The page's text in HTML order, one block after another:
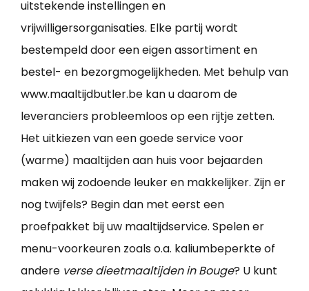
uitstekende instellingen en
vrijwilligersorganisaties. Elke partij wordt
bestempeld door een eigen assortiment en
bestel- en bezorgmogelijkheden. Met behulp van
www.maaltijdbutler.be kan u daarom de
leveranciers probleemloos op een rijtje zetten.
Het uitkiezen van een goede service voor
(warme) maaltijden aan huis voor bejaarden
maken wij zodoende leuker en makkelijker. Zijn er
nog twijfels? Begin dan met eerst een
proefpakket bij uw maaltijdservice. Spelen er
menu-voorkeuren zoals o.a. kaliumbeperkte of
andere verse dieetmaaltijden in Bouge? U kunt